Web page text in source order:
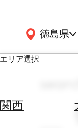
徳島県
関西広域MAP
エリア選択
関西